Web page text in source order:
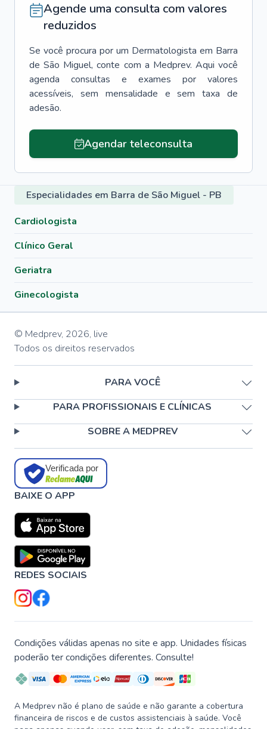
Agende uma consulta com valores
reduzidos
Se você procura por um Dermatologista em Barra
de São Miguel, conte com a Medprev. Aqui você
agenda consultas e exames por valores
acessíveis, sem mensalidade e sem taxa de
adesão.
Agendar teleconsulta
Especialidades em Barra de São Miguel - PB
Cardiologista
Clínico Geral
Geriatra
Ginecologista
© Medprev, 2026, live
Todos os direitos reservados
PARA VOCÊ
PARA PROFISSIONAIS E CLÍNICAS
SOBRE A MEDPREV
Verificada por
BAIXE O APP
REDES SOCIAIS
Condições válidas apenas no site e app. Unidades físicas
poderão ter condições diferentes. Consulte!
A Medprev não é plano de saúde e não garante a cobertura
financeira de riscos e de custos assistenciais à saúde. Você